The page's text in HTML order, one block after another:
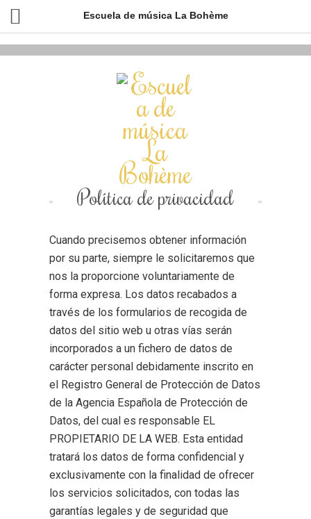
Escuela de música La Bohème
Política de privacidad
Cuando precisemos obtener información
por su parte, siempre le solicitaremos que
nos la proporcione voluntariamente de
forma expresa. Los datos recabados a
través de los formularios de recogida de
datos del sitio web u otras vías serán
incorporados a un fichero de datos de
carácter personal debidamente inscrito en
el Registro General de Protección de Datos
de la Agencia Española de Protección de
Datos, del cual es responsable EL
PROPIETARIO DE LA WEB. Esta entidad
tratará los datos de forma confidencial y
exclusivamente con la finalidad de ofrecer
los servicios solicitados, con todas las
garantías legales y de seguridad que